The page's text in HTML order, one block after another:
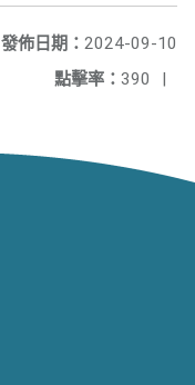
發佈日期： 2024-09-10
點擊率： 390 |